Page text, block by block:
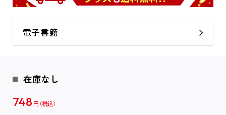
電子書籍
在庫なし
748 円